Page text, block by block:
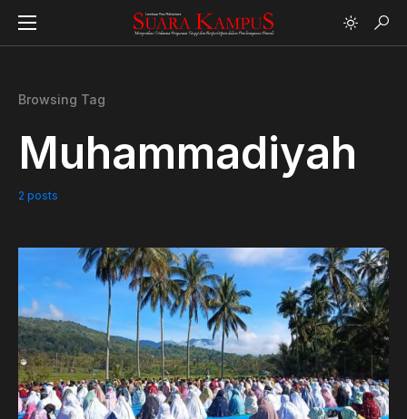
Browsing Tag
Muhammadiyah
2 posts